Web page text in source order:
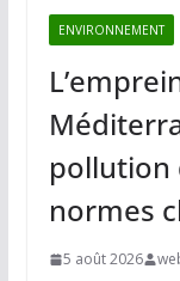
ENVIRONNEMENT
pollution
normes
5 août 2026